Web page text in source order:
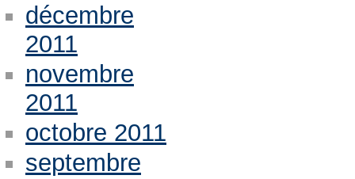
décembre
2011
novembre
2011
octobre 2011
septembre